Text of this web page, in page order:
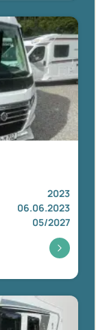
2023
06.06.2023
05/2027